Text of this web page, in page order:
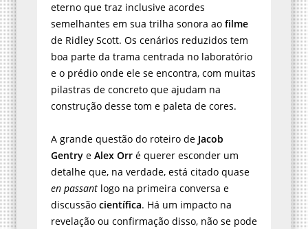
eterno que traz inclusive acordes
semelhantes em sua trilha sonora ao filme
de Ridley Scott. Os cenários reduzidos tem
boa parte da trama centrada no laboratório
e o prédio onde ele se encontra, com muitas
pilastras de concreto que ajudam na
construção desse tom e paleta de cores.
A grande questão do roteiro de Jacob
Gentry e Alex Orr é querer esconder um
detalhe que, na verdade, está citado quase
en passant logo na primeira conversa e
discussão científica. Há um impacto na
revelação ou confirmação disso, não se pode